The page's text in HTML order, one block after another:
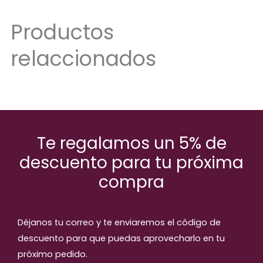
Productos
relaccionados
Te regalamos un 5% de
descuento para tu próxima
compra
Déjanos tu correo y te enviaremos el código de
descuento para que puedas aprovecharlo en tu
próximo pedido.